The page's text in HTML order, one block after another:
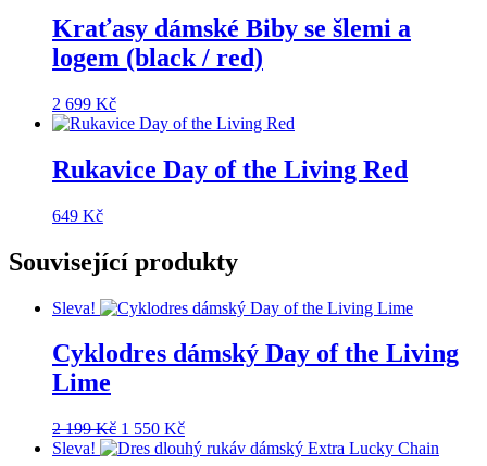
Kraťasy dámské Biby se šlemi a
logem (black / red)
2 699 Kč
Rukavice Day of the Living Red
649 Kč
Související produkty
Sleva!
Cyklodres dámský Day of the Living
Lime
2 199Kč Původní
cena
1 550 KčAktuální
cena
Sleva!